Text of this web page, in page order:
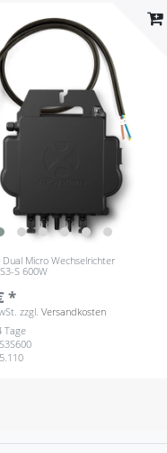
Dual Micro Wechselrichter
S 600W
*
zzgl.Versandkosten
Tage